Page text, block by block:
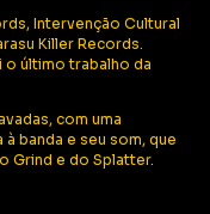
Intervenção Cultural
Killer Records.
o último trabalho da
com uma
banda e seu som, que
Grind e do Splatter.